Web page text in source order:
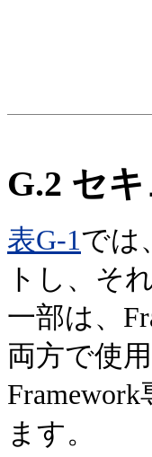
G.2 セ
表G-1では
トし、そ
一部は、
両方で使
ます。